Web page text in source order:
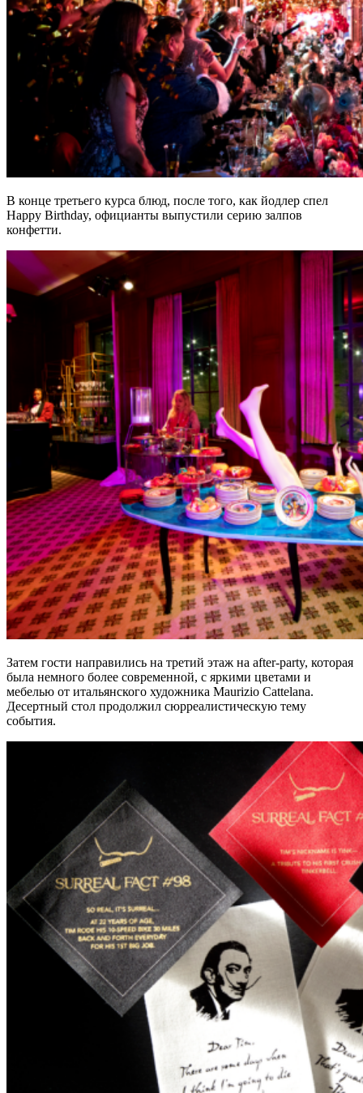
В конце третьего курса блюд, после того, как йодлер спел
Happy Birthday, официанты выпустили серию залпов
конфетти.
Затем гости направились на третий этаж на after-party, которая
была немного более современной, с яркими цветами и
мебелью от итальянского художника Maurizio Cattelanа.
Десертный стол продолжил сюрреалистическую тему
события.